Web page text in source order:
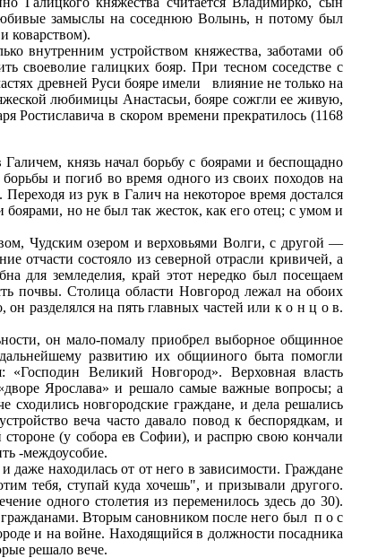
замыслы на соседнюю Волынь, н потому был
коварством).
внутренним устройством княжества, заботами об
своеволие галицких бояр. При тесном соседстве с
древней Руси бояре имели влияние не только на
любимицы Анастасьи, бояре сожгли ее живую,
Ростиславича в скором времени прекратилось (1168
князь начал борьбу с боярами и беспощадно
и погиб во время одного из своих походов на
из рук в Галич на некоторое время достался
но не был так жесток, как его отец; с умом и
Чудским озером и верховьями Волги, с другой —
отчасти состояло из северной отрасли кривичей, а
для земледелия, край этот нередко был посещаем
почвы. Столица области Новгород лежал на обоих
разделялся на пять главных частей или к о н ц о в.
он мало-помалу приобрел выборное общинное
развитию их общииного быта помогли
«Господин Великий Новгород». Верховная власть
Ярослава» и решало самые важные вопросы; а
новгородские граждане, и дела решались
веча часто давало повод к беспорядкам, и
стороне (у собора ев Софии), и распрю свою кончали
-междоусобие.
находилась от от него в зависимости. Граждане
тебя, ступай куда хочешь", и призывали другого.
одного столетия из переменилось здесь до 30).
гражданами. Вторым сановником после него был п о с
и на войне. Находящийся в должности посадника
решало вече.